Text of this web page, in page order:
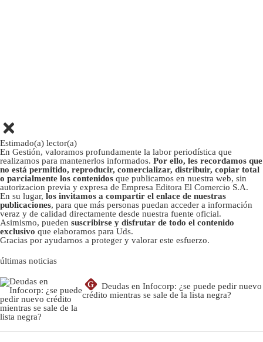
Estimado(a) lector(a)
En Gestión, valoramos profundamente la labor periodística que
realizamos para mantenerlos informados. Por ello, les recordamos que
no está permitido, reproducir, comercializar, distribuir, copiar total
o parcialmente los contenidos que publicamos en nuestra web, sin
autorizacion previa y expresa de Empresa Editora El Comercio S.A.
En su lugar, los invitamos a compartir el enlace de nuestras
publicaciones, para que más personas puedan acceder a información
veraz y de calidad directamente desde nuestra fuente oficial.
Asimismo, pueden suscribirse y disfrutar de todo el contenido
exclusivo que elaboramos para Uds.
Gracias por ayudarnos a proteger y valorar este esfuerzo.
últimas noticias
G
Deudas en Infocorp: ¿se puede pedir nuevo
crédito mientras se sale de la lista negra?